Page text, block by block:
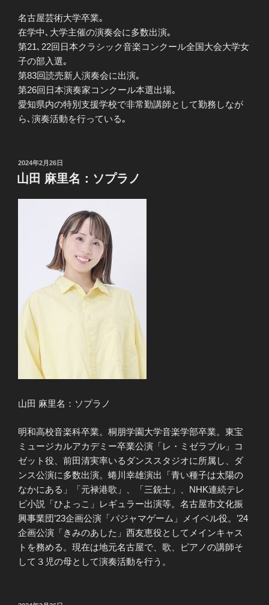
名古屋芸術大学卒業｡
在学中､大学主催の演奏会に多数出演｡
第21､22回日本クラシック音楽コンクール全国大会大学女
子の部入選｡
第83回読売新人演奏会に出演｡
第26回日本演奏家コンクール本選出場｡
愛知県内の特別支援学校で非常勤講師として勤務しなが
ら､演奏活動を行っている｡
投
稿
日:
2024年2月26日
山田 麻里名：ソプラノ
山田 麻里名：ソプラノ
明和高校音楽科卒業。桐朋学園大学音楽学部卒業。東宝
ミュージカルアカデミー卒業公演「レ・ミゼラブル」コ
ゼット役、前田清実率いるダンススタジオに所属し、ダ
ンス公演に多数出演。蜷川幸雄演出「青い種子は太陽の
なかにある」「元禄港歌」、「三銃士」、NHK連続テレ
ビ小説「ひよっこ」レギュラー出演等。名古屋市文化振
興事業団’23企画公演「パジャマゲーム」メイベル役。’24
企画公演「きみのあした」西友恵役としてメインキャス
トを務める。現在は地元名古屋で、歌、ピアノの講師そ
して３児の母として演奏活動を行う。